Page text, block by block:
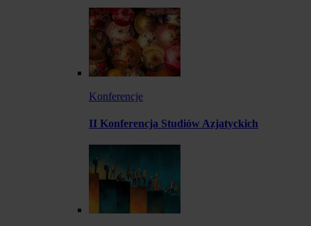
Konferencje
II Konferencja Studiów Azjatyckich